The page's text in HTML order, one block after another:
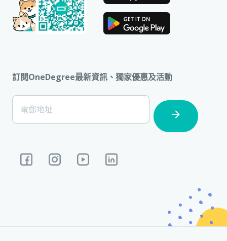
訂閱OneDegree最新資訊、獨家優惠及活動
[Footer]
Subscription
電郵地址